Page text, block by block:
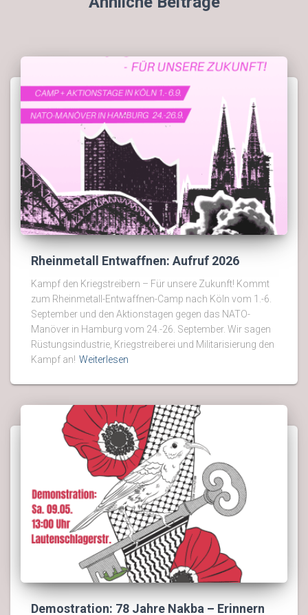
Rheinmetall Entwaffnen: Aufruf 2026
Kampf den Kriegstreibern – Für unsere Zukunft! Kommt
zum Rheinmetall-Entwaffnen-Camp nach Köln vom 1.-6.
September und den Aktionstagen gegen das NATO-
Manöver in Hamburg vom 24.-26. September. Wir sagen
Rüstungsindustrie, Kriegstreiberei und Militarisierung den
Kampf an! Weiterlesen
Demostration: 78 Jahre Nakba – Erinnern